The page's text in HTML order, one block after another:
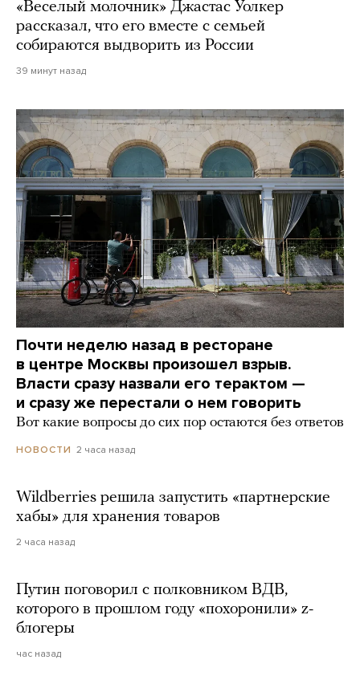
«Веселый молочник» Джастас Уолкер
рассказал, что его вместе с семьей
собираются выдворить из России
39 минут назад
Почти неделю назад в ресторане
в центре Москвы произошел взрыв.
Власти сразу назвали его терактом —
и сразу же перестали о нем говорить
Вот какие вопросы до сих пор остаются без ответов
НОВОСТИ 2 часа назад
Wildberries решила запустить «партнерские
хабы» для хранения товаров
2 часа назад
Путин поговорил с полковником ВДВ,
которого в прошлом году «похоронили» z-
блогеры
час назад